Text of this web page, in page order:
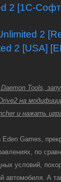
2 [1С-
2
2 [USA]
Tools,
на
и нажать
Games,
по
условий,
автомобиля. А